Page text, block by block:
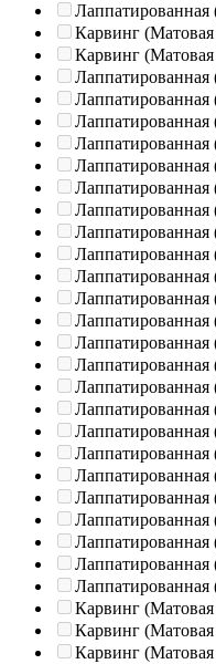
Лаппатированная
Карвинг
Карвинг
Лаппатированная
Лаппатированная
Лаппатированная
Лаппатированная
Лаппатированная
Лаппатированная
Лаппатированная
Лаппатированная
Лаппатированная
Лаппатированная
Лаппатированная
Лаппатированная
Лаппатированная
Лаппатированная
Лаппатированная
Лаппатированная
Лаппатированная
Лаппатированная
Лаппатированная
Лаппатированная
Лаппатированная
Лаппатированная
Лаппатированная
Лаппатированная
Карвинг
Карвинг
Карвинг